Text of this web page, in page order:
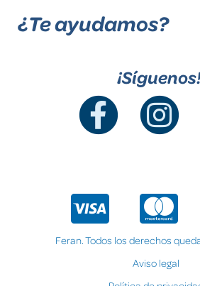
¿Te ayudamos?
Feran. Todos los derechos
Aviso legal